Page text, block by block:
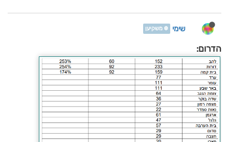
שימי ❄️ משקיען
הדרום: